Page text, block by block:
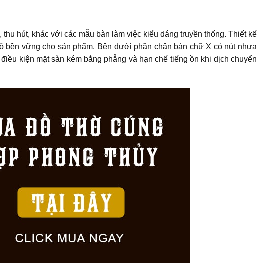
hút, khác với các mẫu bàn làm việc kiểu dáng truyền thống. Thiết kế
bền vững cho sản phẩm. Bên dưới phần chân bàn chữ X có nút nhựa
kiện mặt sàn kém bằng phẳng và hạn chế tiếng ồn khi dịch chuyển